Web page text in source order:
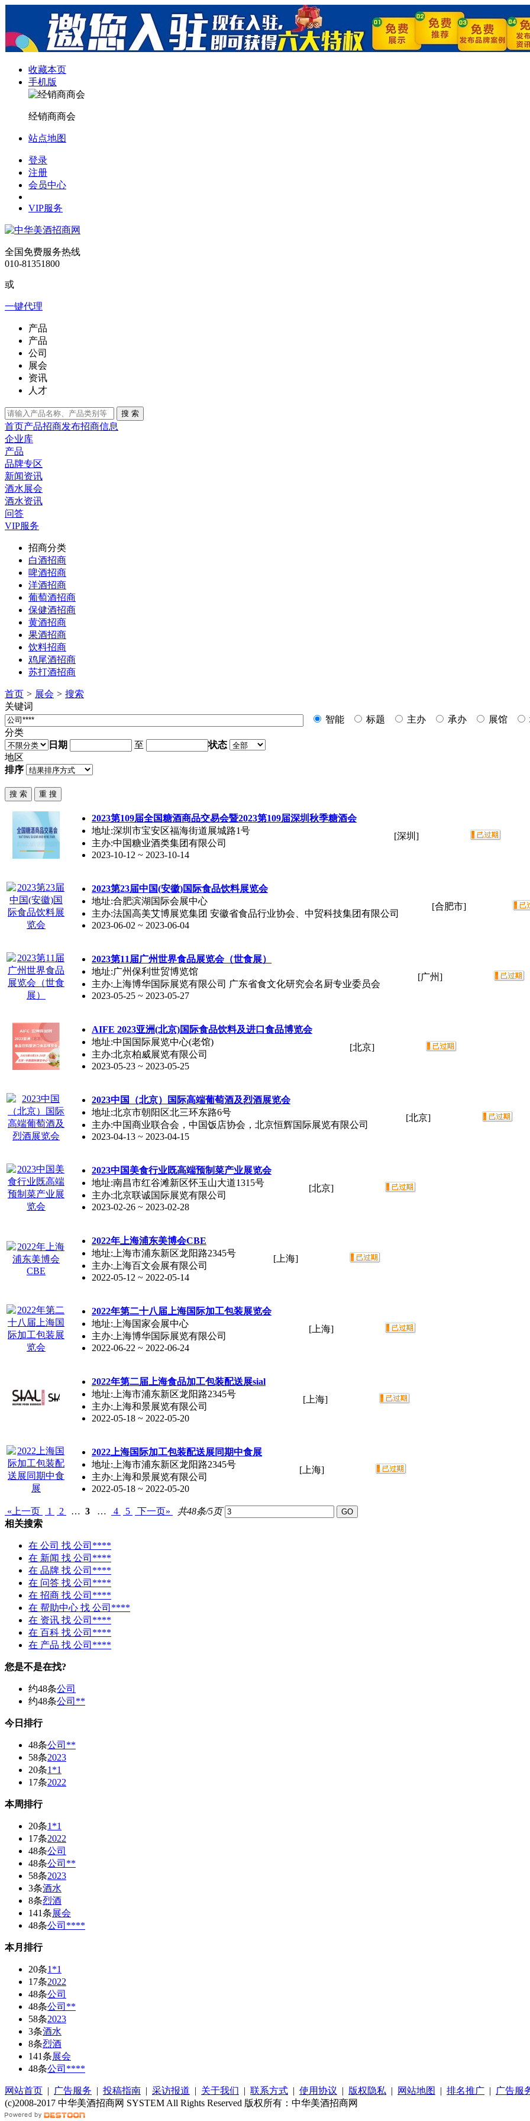
收藏本页
手机版
经销商商会
站点地图
登录
注册
会员中心
VIP服务
全国免费服务热线
010-81351800
或
一键代理
产品
产品
公司
展会
资讯
人才
搜 索
首页产品招商发布招商信息
企业库
产品
品牌专区
新闻资讯
酒水展会
酒水资讯
问答
VIP服务
招商分类
白酒招商
啤酒招商
洋酒招商
葡萄酒招商
保健酒招商
黄酒招商
果酒招商
饮料招商
鸡尾酒招商
苏打酒招商
首页 > 展会 > 搜索
关键词
智能
标题 主办 承办 展馆
分类
日期
至
状态
地区
排序
2023第109届全国糖酒商品交易会暨2023第109届深圳秋季糖酒会
地址:深圳市宝安区福海街道展城路1号
主办:中国糖业酒类集团有限公司
2023-10-12 ~ 2023-10-14
[深圳]
2023第23届中国(安徽)国际食品饮料展览会
地址:合肥滨湖国际会展中心
主办:法国高美艾博展览集团 安徽省食品行业协会、中贸科技集团有限公司
2023-06-02 ~ 2023-06-04
[合肥市]
2023第11届广州世界食品展览会（世食展）
地址:广州保利世贸博览馆
主办:上海博华国际展览有限公司 广东省食文化研究会名厨专业委员会
2023-05-25 ~ 2023-05-27
[广州]
AIFE 2023亚洲(北京)国际食品饮料及进口食品博览会
地址:中国国际展览中心(老馆)
主办:北京柏威展览有限公司
2023-05-23 ~ 2023-05-25
[北京]
2023中国（北京）国际高端葡萄酒及烈酒展览会
地址:北京市朝阳区北三环东路6号
主办:中国商业联合会，中国饭店协会，北京恒辉国际展览有限公司
2023-04-13 ~ 2023-04-15
[北京]
2023中国美食行业既高端预制菜产业展览会
地址:南昌市红谷滩新区怀玉山大道1315号
主办:北京联诚国际展览有限公司
2023-02-26 ~ 2023-02-28
[北京]
2022年上海浦东美博会CBE
地址:上海市浦东新区龙阳路2345号
主办:上海百文会展有限公司
2022-05-12 ~ 2022-05-14
[上海]
2022年第二十八届上海国际加工包装展览会
地址:上海国家会展中心
主办:上海博华国际展览有限公司
2022-06-22 ~ 2022-06-24
[上海]
2022年第二届上海食品加工包装配送展sial
地址:上海市浦东新区龙阳路2345号
主办:上海和景展览有限公司
2022-05-18 ~ 2022-05-20
[上海]
2022上海国际加工包装配送展同期中食展
地址:上海市浦东新区龙阳路2345号
主办:上海和景展览有限公司
2022-05-18 ~ 2022-05-20
[上海]
«上一页 1 2 … 3 … 4 5 下一页»
共48条/5页
相关搜索
在 公司 找 公司****
在 新闻 找 公司****
在 品牌 找 公司****
在 问答 找 公司****
在 招商 找 公司****
在 帮助中心 找 公司****
在 资讯 找 公司****
在 百科 找 公司****
在 产品 找 公司****
您是不是在找?
约48条公司
约48条公司**
今日排行
48条公司**
58条2023
20条1*1
17条2022
本周排行
20条1*1
17条2022
48条公司
48条公司**
58条2023
3条酒水
8条烈酒
141条展会
48条公司****
本月排行
20条1*1
17条2022
48条公司
48条公司**
58条2023
3条酒水
8条烈酒
141条展会
48条公司****
网站首页 | 广告服务 | 投稿指南 | 采访报道 | 关于我们 | 联系方式 | 使用协议 | 版权隐私 | 网站地图 | 排名推广 |
广告服
(c)2008-2017 中华美酒招商网 SYSTEM All Rights Reserved 版权所有：中华美酒招商网